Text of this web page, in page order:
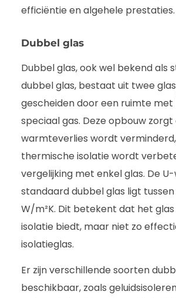
efficiëntie en algehele prestaties.
Dubbel glas
Dubbel glas, ook wel bekend als
dubbel glas, bestaat uit twee
gescheiden door een ruimte
speciaal gas. Deze opbouw
warmteverlies wordt
thermische isolatie wordt
vergelijking met enkel glas. De
standaard dubbel glas ligt tussen
W/m²K. Dit betekent dat het
isolatie biedt, maar niet zo
isolatieglas.
Er zijn verschillende soorten
beschikbaar, zoals